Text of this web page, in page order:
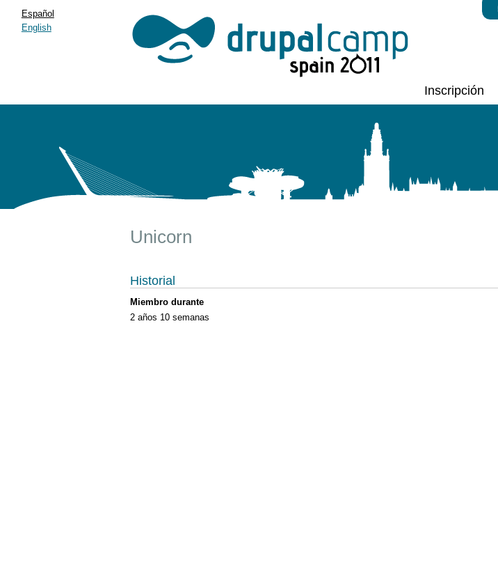
Inscripción
Español
English
Unicorn
Historial
Miembro durante
2 años 10 semanas